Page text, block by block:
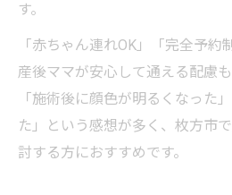
す。
「赤ちゃん連れOK」「完全予約
産後ママが安心して通える配慮
「施術後に顔色が明るくなった
た」という感想が多く、枚方市
討する方におすすめです。